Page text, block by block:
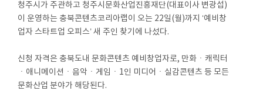
청주시가 주관하고 청주시문화산업진흥재단(대표이사 변광섭)
이 운영하는 충북콘텐츠코리아랩이 오는 22일(월)까지 ‘예비창
업자 스타트업 오피스’ 새 주인 찾기에 나섰다.
신청 자격은 충북도내 문화콘텐츠 예비창업자로, 만화ㆍ캐릭터
ㆍ애니메이션ㆍ음악ㆍ게임ㆍ1인 미디어ㆍ실감콘텐츠 등 모든
문화산업 분야가 해당된다.